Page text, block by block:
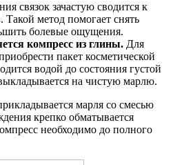
связок зачастую сводится к
метод помогает снять
болевые ощущения.
компресс из глины. Для
пакет косметической
водой до состояния густой
на чистую марлю.
марля со смесью
крепко обматывается
необходимо до полного